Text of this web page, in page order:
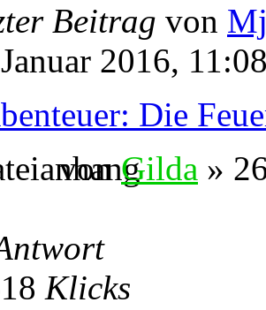
Beitrag von
2016,
Die
vonGilda »
Klicks